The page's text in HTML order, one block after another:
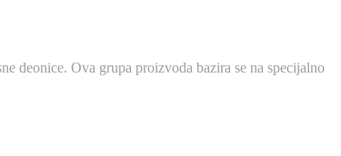
deonice. Ova grupa proizvoda bazira se na specijalno